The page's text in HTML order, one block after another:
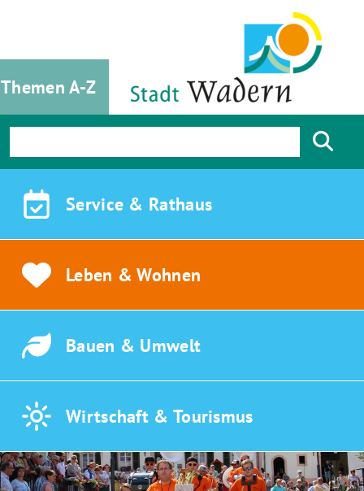
Themen A-Z
Service & Rathaus
Leben & Wohnen
Bauen & Umwelt
Wirtschaft & Tourismus